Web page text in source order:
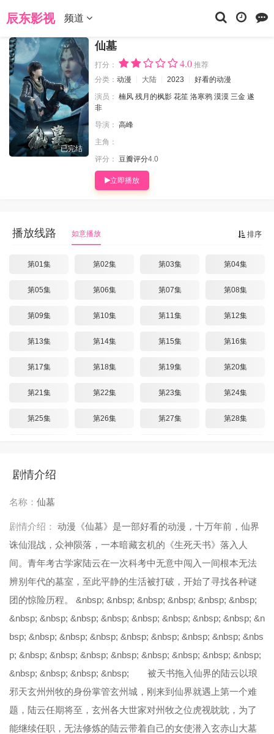
辰东影视 频道
当前位置： 辰东影视
已完结
仙墓
打分： 4.0 推荐
分类： 动漫 大陆 2023
好看的动漫
演员： 楠风 残月的枫影 花笙 洛寒鸦 漠漠 三金 遂
非
导演： 高峰
主角：
评分： 豆瓣评分4.0
立即播放
排序
播放线路 如意播放
第01集 第02集 第03集 第04集
第05集 第06集 第07集 第08集
第09集 第10集 第11集 第12集
第13集 第14集 第15集 第16集
第17集 第18集 第19集 第20集
第21集 第22集 第23集 第24集
第25集 第26集 第27集 第28集
第33集
第37集
第41集 第42集 第43集 第44集
第45集 第46集 第47集 第48集
第53集 第54集 第55集 第56集
第57集 第58集 第59集 第60集
剧情介绍
名称： 仙墓
剧情介绍： 动漫《仙墓》是一部好看的动漫，十万年前，仙界
诛仙混战，众神陨落，一本暗藏玄机的《生死天书》落入人
间。青年考古学家陆云在一次科考中无意中闯入一间根本无法
辨别年代的墓室，至此平静的生活被打破，开始了寻找各种谜
团的惊险历程。 &nbsp; &nbsp; &nbsp; &nbsp; &nbsp; &nbsp;
&nbsp; &nbsp; &nbsp; &nbsp; &nbsp; &nbsp; &nbsp; &nbsp; &n
bsp; &nbsp; &nbsp; &nbsp; &nbsp; &nbsp; &nbsp; &nbsp; &nbs
p; &nbsp; &nbsp; &nbsp; &nbsp; &nbsp; &nbsp; &nbsp; &nbsp;
&nbsp; &nbsp; &nbsp; &nbsp; 被天书拖入仙界的陆云以琅
邪天玄州州牧的身份掌管玄州城，刚来到仙界就遇上第一个难
题，陆云任期将至，玄州各大世家对州牧之位虎视眈眈，为了
能继续任职，无法修炼的陆云带着自己的女使潜入玄赤山大墓